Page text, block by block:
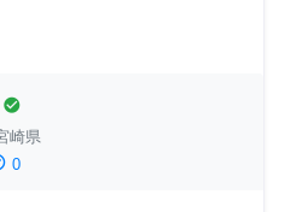
check_circle
崎県
0